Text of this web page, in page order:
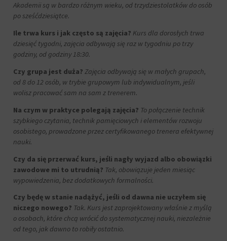
Akademii są w bardzo różnym wieku, od trzydziestolatków do osób
po sześćdziesiątce.
Ile trwa kurs i jak często są zajęcia? Kurs dla dorosłych trwa
dziesięć tygodni, zajęcia odbywają się raz w tygodniu po trzy
godziny, od godziny 18:30.
Czy grupa jest duża? Zajęcia odbywają się w małych grupach,
od 8 do 12 osób, w trybie grupowym lub indywidualnym, jeśli
wolisz pracować sam na sam z trenerem.
Na czym w praktyce polegają zajęcia? To połączenie technik
szybkiego czytania, technik pamięciowych i elementów rozwoju
osobistego, prowadzone przez certyfikowanego trenera efektywnej
nauki.
Czy da się przerwać kurs, jeśli nagły wyjazd albo obowiązki
zawodowe mi to utrudnią? Tak, obowiązuje jeden miesiąc
wypowiedzenia, bez dodatkowych formalności.
Czy będę w stanie nadążyć, jeśli od dawna nie uczyłem się
niczego nowego? Tak. Kurs jest zaprojektowany właśnie z myślą
o osobach, które chcą wrócić do systematycznej nauki, niezależnie
od tego, jak dawno to robiły ostatnio.